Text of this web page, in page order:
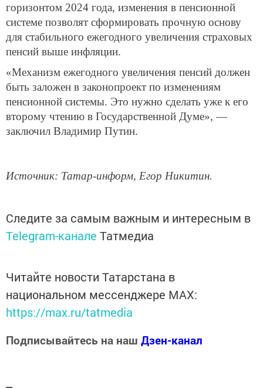
горизонтом 2024 года, изменения в пенсионной
системе позволят сформировать прочную основу
для стабильного ежегодного увеличения страховых
пенсий выше инфляции.
«Механизм ежегодного увеличения пенсий должен
быть заложен в законопроект по изменениям
пенсионной системы. Это нужно сделать уже к его
второму чтению в Государственной Думе», —
заключил Владимир Путин.
Источник: Татар-информ, Егор Никитин.
Следите за самым важным и интересным в
Telegram-канале Татмедиа
Читайте новости Татарстана в
национальном мессенджере MАХ:
https://max.ru/tatmedia
Подписывайтесь на наш Дзен-канал